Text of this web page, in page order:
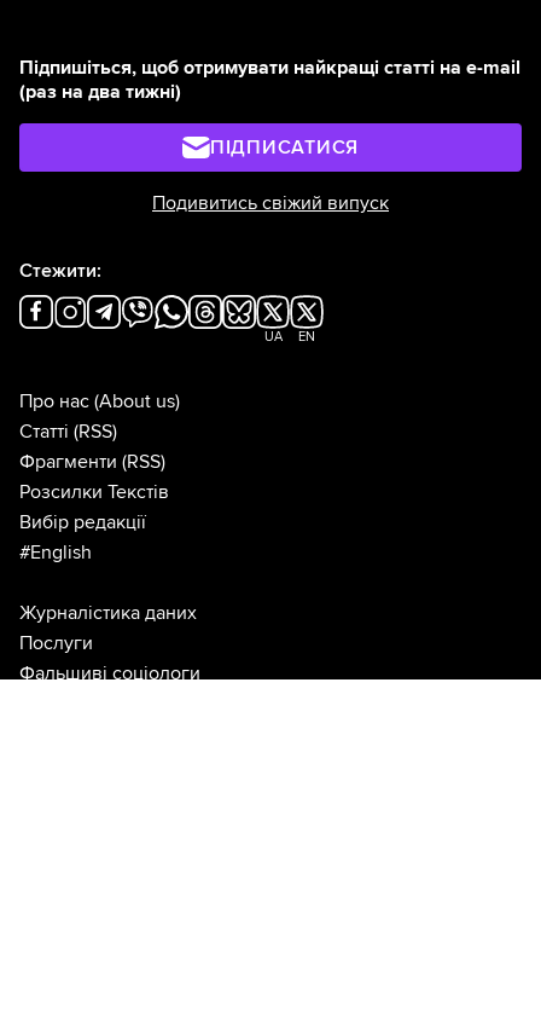
Підпишіться, щоб отримувати найкращі статті на e-mail
(раз на два тижні)
ПІДПИСАТИСЯ
Подивитись свіжий випуск
Стежити:
UA EN
Про нас (About us)
Статті (RSS)
Фрагменти (RSS)
Розсилки Текстів
Вибір редакції
#English
Журналістика даних
Послуги
Фальшиві соціологи